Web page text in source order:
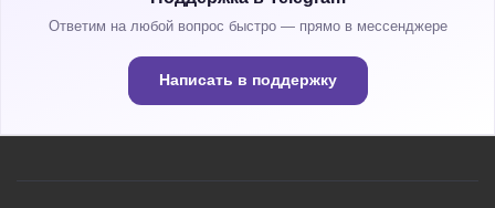
Ответим на любой вопрос быстро — прямо в мессенджере
Написать в поддержку